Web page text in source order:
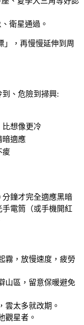
衛星通過。
」，再慢慢延伸到周
、危險到掃興:
比想像更冷
暗適應
痠
分鐘才完全適應黑暗
手電筒（或手機開紅
霧，放慢速度，疲勞
山區，留意保暖避免
雲太多就改期。
觀星者。